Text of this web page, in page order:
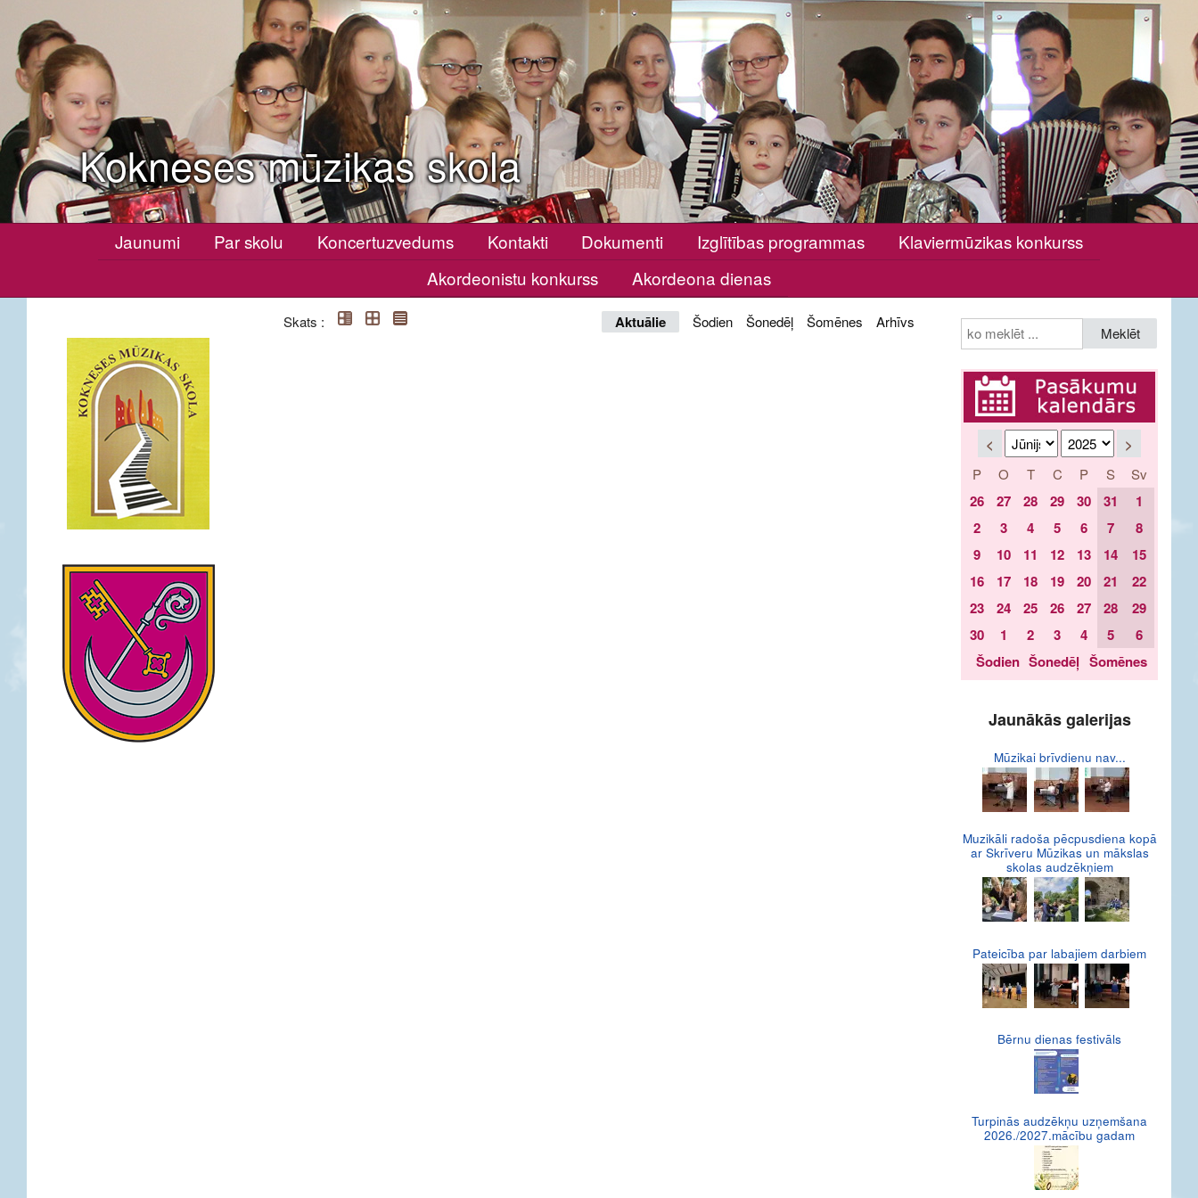
Kokneses mūzikas skola
Jaunumi Par skolu Koncertuzvedums Kontakti Dokumenti Izglītības programmas
Klaviermūzikas konkurss
Akordeonistu konkurss
Akordeona dienas
Skats : Aktuālie Šodien Šonedēļ Šomēnes Arhīvs
Meklēt
< >
P O T C P S Sv
26 27 28 29 30 31
1
2
3 4 5 6 7
8
9
10 11 12 13 14
15
16
17 18 19 20 21
22
23
24 25 26 27 28
29
30
1 2 3 4 5
6
Šodien Šonedēļ Šomēnes
Jaunākās galerijas
Mūzikai brīvdienu nav...
Muzikāli radoša pēcpusdiena kopā
ar Skrīveru Mūzikas un mākslas
skolas audzēkņiem
Pateicība par labajiem darbiem
Bērnu dienas festivāls
Turpinās audzēkņu uzņemšana
2026./2027.mācību gadam